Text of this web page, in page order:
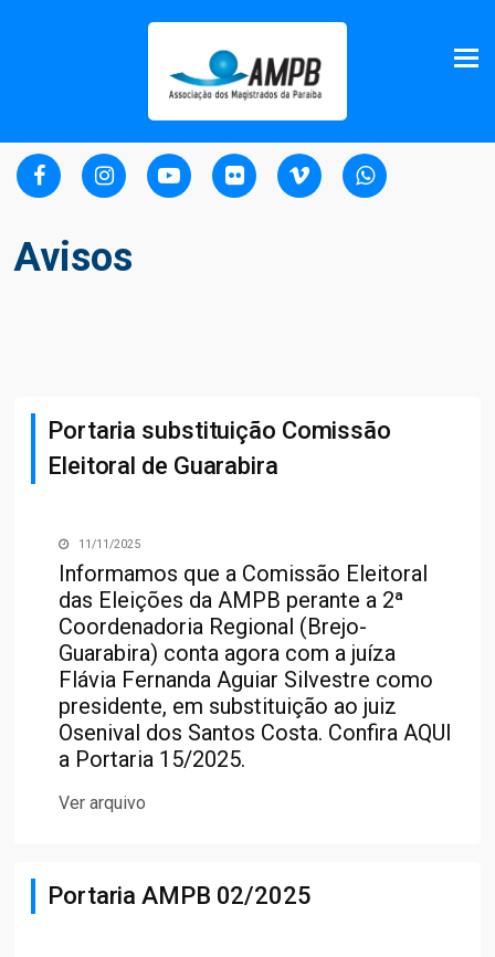
Avisos
Portaria substituição Comissão
Eleitoral de Guarabira
11/11/2025
Informamos que a Comissão Eleitoral
das Eleições da AMPB perante a 2ª
Coordenadoria Regional (Brejo-
Guarabira) conta agora com a juíza
Flávia Fernanda Aguiar Silvestre como
presidente, em substituição ao juiz
Osenival dos Santos Costa. Confira AQUI
a Portaria 15/2025.
Ver arquivo
Portaria AMPB 02/2025